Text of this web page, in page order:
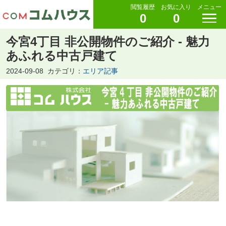
閲覧履歴
0
お気に入り
0
メニュー
今宮4丁目 非公開物件のご紹介 - 魅力
あふれる中古戸建て
2024-09-08 カテゴリ： エリア記事